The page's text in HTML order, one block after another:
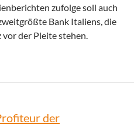
zufolge soll auch
Bank Italiens, die
vor der Pleite stehen.
das für Sparer?
der